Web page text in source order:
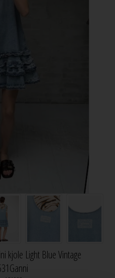
kjole Light Blue Vintage